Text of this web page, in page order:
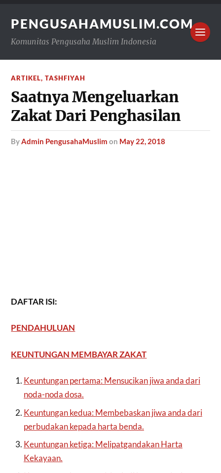
PENGUSAHAMUSLIM.COM
Komunitas Pengusaha Muslim Indonesia
ARTIKEL,TASHFIYAH
Saatnya Mengeluarkan
Zakat Dari Penghasilan
byAdmin PengusahaMuslim on May 22, 2018
DAFTAR ISI:
PENDAHULUAN
KEUNTUNGAN MEMBAYAR ZAKAT
Keuntungan pertama: Mensucikan jiwa anda dari
noda-noda dosa.
Keuntungan kedua: Membebaskan jiwa anda dari
perbudakan kepada harta benda.
Keuntungan ketiga: Melipatgandakan Harta
Kekayaan.